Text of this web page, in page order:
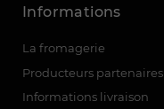
Informations
La fromagerie
Producteurs partenaires
Informations livraison